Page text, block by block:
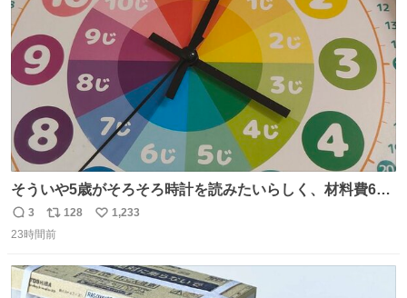
数
そういや5歳がそろそろ時計を読みたいらしく、材料費600
円で作れる知育時計作ってみた！ めっちゃ簡単！ ありがと
う先人！
返
信
3
リ
ポ
ト
128
い
数
1,233
23時間前